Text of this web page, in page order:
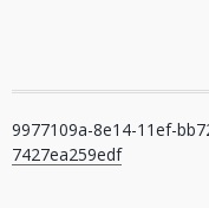
записів
9977109a-8e14-11ef-
7427ea259edf